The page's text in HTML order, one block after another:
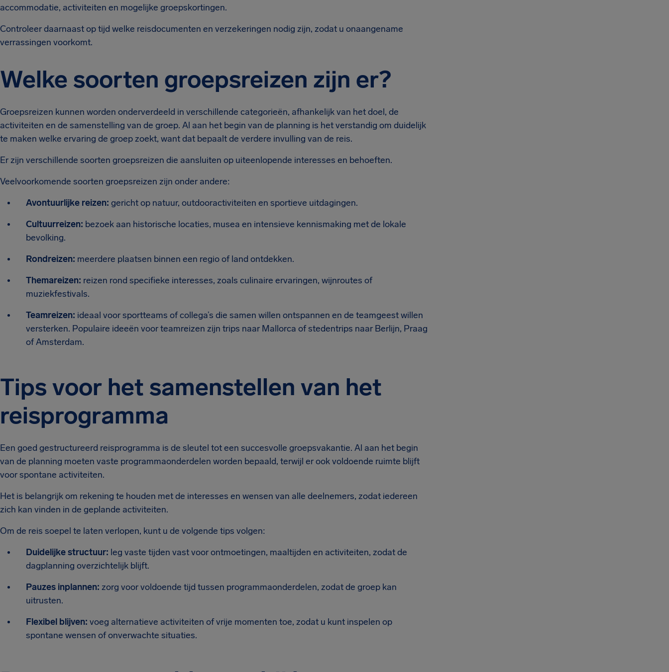
accommodatie, activiteiten en mogelijke groepskortingen.
Controleer daarnaast op tijd welke reisdocumenten en verzekeringen nodig zijn, zodat u onaangename
verrassingen voorkomt.
Welke soorten groepsreizen zijn er?
Groepsreizen kunnen worden onderverdeeld in verschillende categorieën, afhankelijk van het doel, de
activiteiten en de samenstelling van de groep. Al aan het begin van de planning is het verstandig om duidelijk
te maken welke ervaring de groep zoekt, want dat bepaalt de verdere invulling van de reis.
Er zijn verschillende soorten groepsreizen die aansluiten op uiteenlopende interesses en behoeften.
Veelvoorkomende soorten groepsreizen zijn onder andere:
Avontuurlijke reizen: gericht op natuur, outdooractiviteiten en sportieve uitdagingen.
Cultuurreizen: bezoek aan historische locaties, musea en intensieve kennismaking met de lokale
bevolking.
Rondreizen: meerdere plaatsen binnen een regio of land ontdekken.
Themareizen: reizen rond specifieke interesses, zoals culinaire ervaringen, wijnroutes of
muziekfestivals.
Teamreizen: ideaal voor sportteams of collega’s die samen willen ontspannen en de teamgeest willen
versterken. Populaire ideeën voor teamreizen zijn trips naar Mallorca of stedentrips naar Berlijn, Praag
of Amsterdam.
Tips voor het samenstellen van het
reisprogramma
Een goed gestructureerd reisprogramma is de sleutel tot een succesvolle groepsvakantie. Al aan het begin
van de planning moeten vaste programmaonderdelen worden bepaald, terwijl er ook voldoende ruimte blijft
voor spontane activiteiten.
Het is belangrijk om rekening te houden met de interesses en wensen van alle deelnemers, zodat iedereen
zich kan vinden in de geplande activiteiten.
Om de reis soepel te laten verlopen, kunt u de volgende tips volgen:
Duidelijke structuur: leg vaste tijden vast voor ontmoetingen, maaltijden en activiteiten, zodat de
dagplanning overzichtelijk blijft.
Pauzes inplannen: zorg voor voldoende tijd tussen programmaonderdelen, zodat de groep kan
uitrusten.
Flexibel blijven: voeg alternatieve activiteiten of vrije momenten toe, zodat u kunt inspelen op
spontane wensen of onverwachte situaties.